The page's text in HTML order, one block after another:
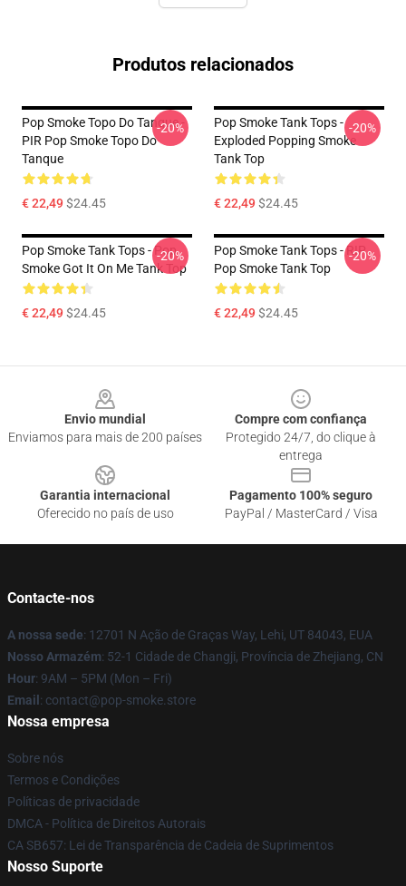
Produtos relacionados
Pop Smoke Topo Do Tanque -
PIR Pop Smoke Topo Do
Tanque
€ 22,49$24.45
-20%
Pop Smoke Tank Tops -
Exploded Popping Smoke
Tank Top
€ 22,49$24.45
-20%
Pop Smoke Tank Tops - Pop
Smoke Got It On Me Tank Top
€ 22,49$24.45
-20%
Pop Smoke Tank Tops - RIP
Pop Smoke Tank Top
€ 22,49$24.45
-20%
Envio mundial
Enviamos para mais de 200 países
Compre com confiança
Protegido 24/7, do clique à
entrega
Garantia internacional
Oferecido no país de uso
Pagamento 100% seguro
PayPal / MasterCard / Visa
Contacte-nos
A nossa sede: 12701 N Ação de Graças Way, Lehi, UT 84043, EUA
Nosso Armazém: 52-1 Cidade de Changji, Província de Zhejiang, CN
Hour: 9AM – 5PM (Mon – Fri)
Email : contact@pop-smoke.store
Nossa empresa
Sobre nós
Termos e Condições
Políticas de privacidade
DMCA - Política de Direitos Autorais
CA SB657: Lei de Transparência de Cadeia de Suprimentos
Nosso Suporte